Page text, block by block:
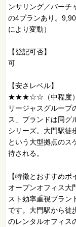
ンサリング／バーチ
の4プランあり。
により変動）
【登記可否】
可
【安さレベル】
★★★☆☆（中程度）
リージャスグループ
ス」ブランドは同グ
シリーズ。大門駅徒
という大型拠点のス
待される。
【特徴とおすすめポ
オープンオフィス大
スト効率重視ブラン
です。大門駅から徒
のレンタルオフィス